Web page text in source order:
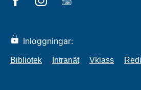
Inloggningar:
Bibliotek Intranät Vklass